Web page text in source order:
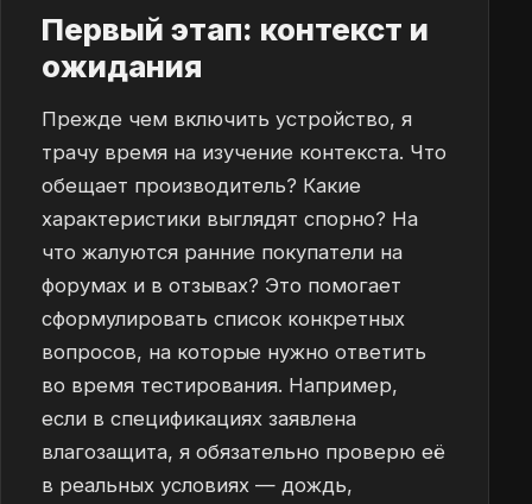
Первый этап: контекст и
ожидания
Прежде чем включить устройство, я
трачу время на изучение контекста. Что
обещает производитель? Какие
характеристики выглядят спорно? На
что жалуются ранние покупатели на
форумах и в отзывах? Это помогает
сформулировать список конкретных
вопросов, на которые нужно ответить
во время тестирования. Например,
если в спецификациях заявлена
влагозащита, я обязательно проверю её
в реальных условиях — дождь,